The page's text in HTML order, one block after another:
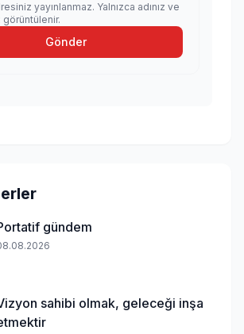
yayınlanmaz. Yalnızca adınız ve
Gönder
gündem
sahibi olmak, geleceği inşa